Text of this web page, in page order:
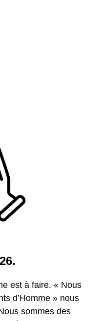
est à faire. « Nous
d’Homme » nous
sommes des